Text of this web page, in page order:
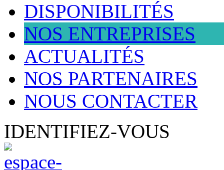
DISPONIBILITÉS
NOS ENTREPRISES
ACTUALITÉS
NOS PARTENAIRES
NOUS CONTACTER
IDENTIFIEZ-VOUS